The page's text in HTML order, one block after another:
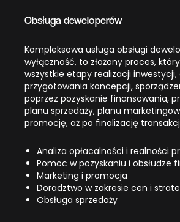
Obsługa deweloperów
Kompleksowa usługa obsługi
wyłączność, to złożony proces,
wszystkie etapy realizacji inwestycji,
przygotowania koncepcji,
poprzez pozyskanie finansowania,
planu sprzedaży, planu
promocję, aż po finalizację
Analiza opłacalności i realności
Pomoc w pozyskaniu i obsłudze
Marketing i promocja
Doradztwo w zakresie cen i
Obsługa sprzedaży